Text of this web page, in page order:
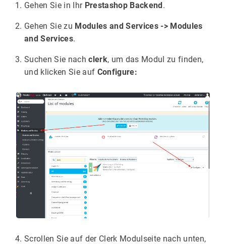
Gehen Sie in Ihr Prestashop Backend .
Gehen Sie zu Modules and Services -> Modules
and Services.
Suchen Sie nachclerk, um das Modul zu finden,
und klicken Sie auf Configure:
Scrollen Sie auf der Clerk Modulseite nach unten,